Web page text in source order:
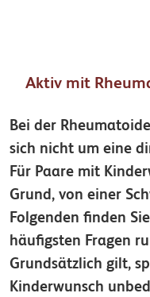
Aktiv mit
Bei der
sich nicht um eine
Für Paare mit
Grund, von einer
Folgenden finden
häufigsten Fragen
Grundsätzlich gilt,
Kinderwunsch